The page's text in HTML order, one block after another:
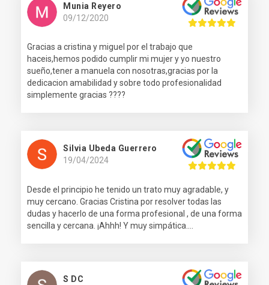
Munia Reyero
09/12/2020
Gracias a cristina y miguel por el trabajo que
haceis,hemos podido cumplir mi mujer y yo nuestro
sueño,tener a manuela con nosotras,gracias por la
dedicacion amabilidad y sobre todo profesionalidad
simplemente gracias ????
Silvia Ubeda Guerrero
19/04/2024
Desde el principio he tenido un trato muy agradable, y
muy cercano. Gracias Cristina por resolver todas las
dudas y hacerlo de una forma profesional , de una forma
sencilla y cercana. ¡Ahhh! Y muy simpática....
S DC